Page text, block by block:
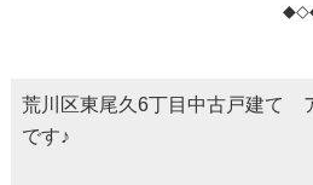
荒川区東尾久6丁目中古戸建て
です♪